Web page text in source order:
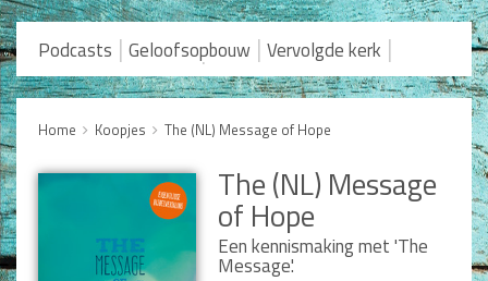
Praktisch Christen zijn
Levensverhalen
Huwelijk en Gezin
Opvoeding
Man / Vrouw
Podcasts | Geloofsopbouw | Vervolgde kerk |
Romans en Verhalen|Koopjes
Home Koopjes The (NL) Message of Hope
The (NL) Message
of Hope
Een kennismaking met 'The
Message'.